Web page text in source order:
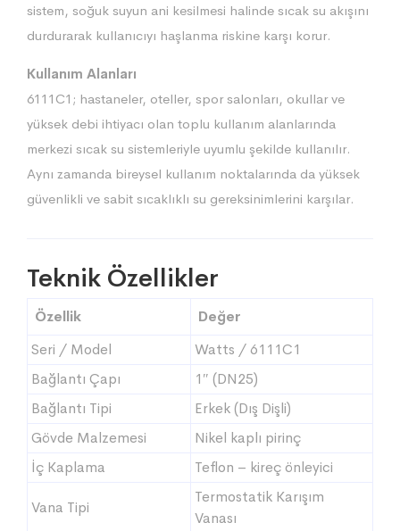
sistem, soğuk suyun ani kesilmesi halinde sıcak su akışını
durdurarak kullanıcıyı haşlanma riskine karşı korur.
Kullanım Alanları
6111C1; hastaneler, oteller, spor salonları, okullar ve
yüksek debi ihtiyacı olan toplu kullanım alanlarında
merkezi sıcak su sistemleriyle uyumlu şekilde kullanılır.
Aynı zamanda bireysel kullanım noktalarında da yüksek
güvenlikli ve sabit sıcaklıklı su gereksinimlerini karşılar.
Teknik Özellikler
Özellik
Değer
Seri / Model
Watts / 6111C1
Bağlantı Çapı
1″ (DN25)
Bağlantı Tipi
Erkek (Dış Dişli)
Gövde Malzemesi
Nikel kaplı pirinç
İç Kaplama
Teflon – kireç önleyici
Vana Tipi
Termostatik Karışım
Vanası